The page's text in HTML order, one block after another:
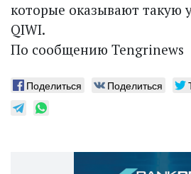
которые оказывают такую
QIWI.
По сообщению Tengrinews
Поделиться Поделиться